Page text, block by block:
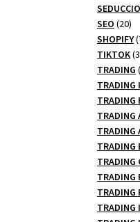
SEO 2020
SHOPIFY
TIKTOK
TRADING
TRADING
TRADING
TRADING
TRADING
TRADING
TRADING
TRADING
TRADING
TRADING